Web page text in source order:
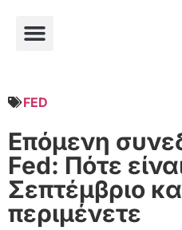
FED
Επόμενη
Fed: Πότε
Σεπτέμβριο
περιμένετε